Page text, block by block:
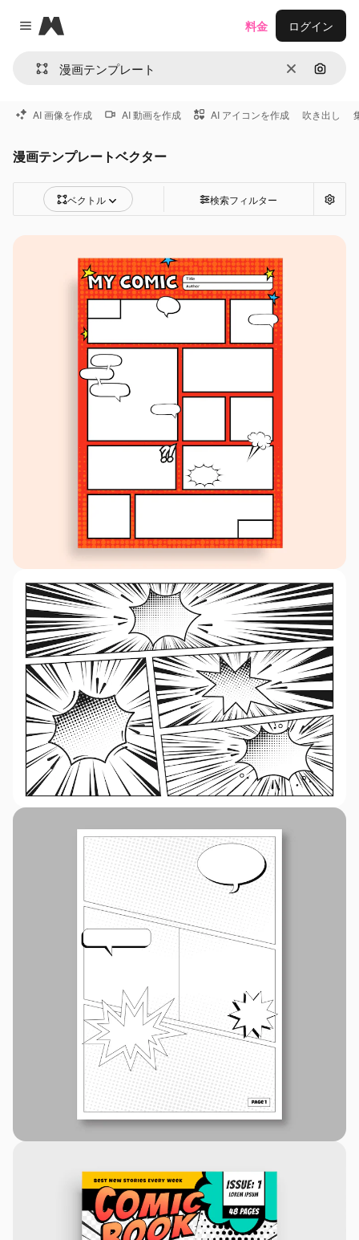
Close menu
Magnific
消去 画像で
料金 ログイン
AI 画像を作成 AI 動画を作成 AI アイコンを作成 吹き出し
漫画テンプレートベクター
ベクトル 検索フィルター